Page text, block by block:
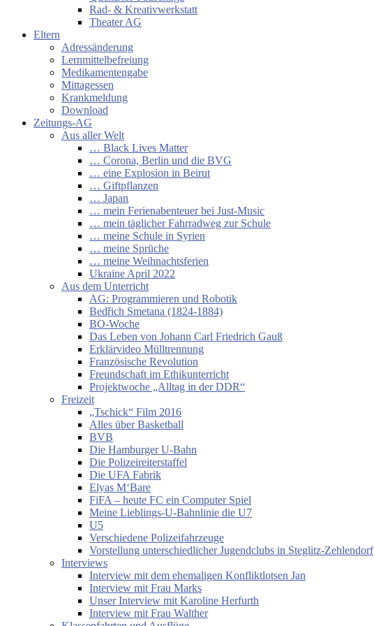
Rad- & Kreativwerkstatt
Theater AG
Eltern
Adressänderung
Lernmittelbefreiung
Medikamentengabe
Mittagessen
Krankmeldung
Download
Zeitungs-AG
Aus aller Welt
… Black Lives Matter
… Corona, Berlin und die BVG
… eine Explosion in Beirut
… Giftpflanzen
… Japan
… mein Ferienabenteuer bei Just-Music
… mein täglicher Fahrradweg zur Schule
… meine Schule in Syrien
… meine Sprüche
… meine Weihnachtsferien
Ukraine April 2022
Aus dem Unterricht
AG: Programmieren und Robotik
Bedřich Smetana (1824-1884)
BO-Woche
Das Leben von Johann Carl Friedrich Gauß
Erklärvideo Mülltrennung
Französische Revolution
Freundschaft im Ethikunterricht
Projektwoche „Alltag in der DDR“
Freizeit
„Tschick“ Film 2016
Alles über Basketball
BVB
Die Hamburger U-Bahn
Die Polizeireiterstaffel
Die UFA Fabrik
Elyas M‘Bare
FiFA – heute FC ein Computer Spiel
Meine Lieblings-U-Bahnlinie die U7
U5
Verschiedene Polizeifahrzeuge
Vorstellung unterschiedlicher Jugendclubs in Steglitz-Zehlendorf
Interviews
Interview mit dem ehemaligen Konfliktlotsen Jan
Interview mit Frau Marks
Unser Interview mit Karoline Herfurth
Interview mit Frau Walther